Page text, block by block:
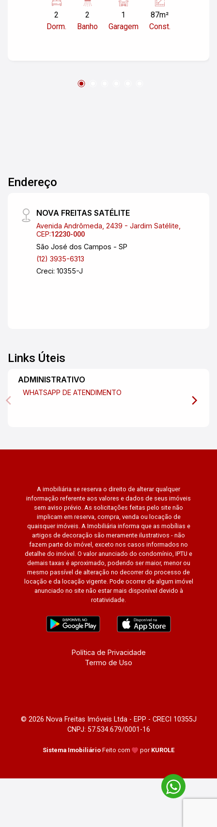
prático, ideal para famílias ou para quem busca
um imóvel de veraneio. Com 2 dormitórios, você
terá espaço suficiente para acomodar todos. A
áreas de lazer. Entre em contato para mais
2
Dorm.
2
Banho
1
Garagem
87m²
Const.
Endereço
NOVA FREITAS SATÉLITE
Avenida Andrômeda, 2439 - Jardim Satélite,
CEP:12230-000
São José dos Campos - SP
(12) 3935-6313
Creci: 10355-J
Links Úteis
ADMINISTRATIVO
WHATSAPP DE ATENDIMENTO
A imobiliária se reserva o direito de alterar qualquer
informação referente aos valores e dados de seus imóveis
sem aviso prévio. As solicitações feitas pelo site não
implicam em reserva, compra, venda ou locação de
quaisquer imóveis. A Imobiliária informa que as mobílias e
artigos de decoração são meramente ilustrativos - não
fazem parte do imóvel, exceto nos casos informados no
detalhe do imóvel. O valor anunciado do condomínio, IPTU e
demais taxas é aproximado, podendo ser maior, menor ou
mesmo passível de alteração no decorrer do processo de
locação e da locação vigente. Pode ocorrer de algum imóvel
anunciado no site não estar mais disponível devido à
rotatividade.
Política de Privacidade
Termo de Uso
© 2026 Nova Freitas Imóveis Ltda - EPP - CRECI 10355J
CNPJ: 57.534.679/0001-16
Sistema Imobiliário Feito com por KUROLE